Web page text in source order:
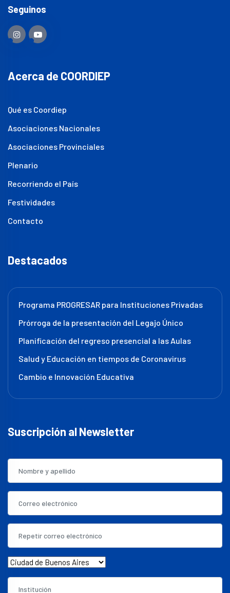
Seguinos
Acerca de COORDIEP
Qué es Coordiep
Asociaciones Nacionales
Asociaciones Provinciales
Plenario
Recorriendo el País
Festividades
Contacto
Destacados
Programa PROGRESAR para Instituciones Privadas
Prórroga de la presentación del Legajo Único
Planificación del regreso presencial a las Aulas
Salud y Educación en tiempos de Coronavirus
Cambio e Innovación Educativa
Suscripción al Newsletter